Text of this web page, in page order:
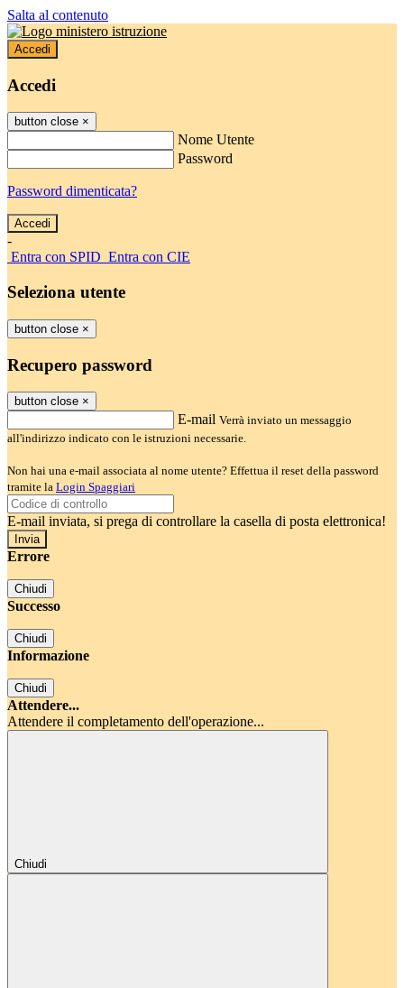
Salta al contenuto
Accedi
Accedi
button close ×
Nome Utente
Password
Password dimenticata?
-
Entra con SPID Entra con CIE
Seleziona utente
button close ×
Recupero password
button close ×
E-mail Verrà inviato un messaggio
all'indirizzo indicato con le istruzioni necessarie.
Non hai una e-mail associata al nome utente? Effettua il reset della password
tramite la Login Spaggiari
E-mail inviata, si prega di controllare la casella di posta elettronica!
Errore
Chiudi
Successo
Chiudi
Informazione
Chiudi
Attendere...
Attendere il completamento dell'operazione...
Chiudi